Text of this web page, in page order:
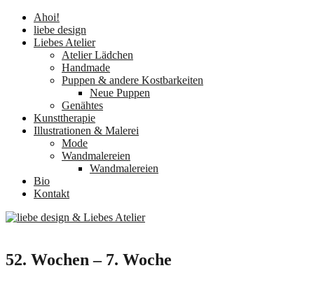
Ahoi!
liebe design
Liebes Atelier
Atelier Lädchen
Handmade
Puppen & andere Kostbarkeiten
Neue Puppen
Genähtes
Kunsttherapie
Illustrationen & Malerei
Mode
Wandmalereien
Wandmalereien
Bio
Kontakt
52. Wochen – 7. Woche